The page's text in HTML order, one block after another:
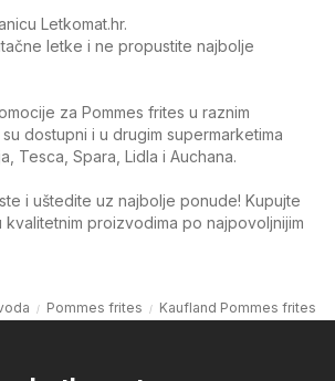
Letkomat.hr.
letke i ne propustite najbolje
za Pommes frites u raznim
dostupni i u drugim supermarketima
Tesca, Spara, Lidla i Auchana.
i uštedite uz najbolje ponude! Kupujte
kvalitetnim proizvodima po najpovoljnijim
Pommes frites Kaufland Pommes frites